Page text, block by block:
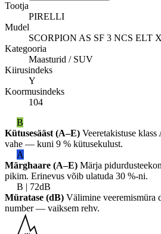
Tootja
PIRELLI
Mudel
SCORPION AS SF 3 NCS ELT
Kategooria
Maasturid / SUV
Kiirusindeks
Y
Koormusindeks
104
B
Kütusesääst (A–E) Veeretakistuse
vahe — kuni 9 % kütusekulust.
A
Märghaare (A–E) Märja
pikim. Erinevus võib ulatuda 30 %-ni.
B | 72dB
Müratase (dB) Välimine veeremismüra
number — vaiksem rehv.